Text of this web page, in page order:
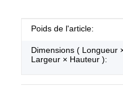
Poids de l'article:
Dimensions ( Longueur
Largeur × Hauteur ):